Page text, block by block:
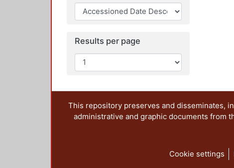
Results per page
This repository preserves and disseminates,
administrative and graphic documents from
Cookie settings